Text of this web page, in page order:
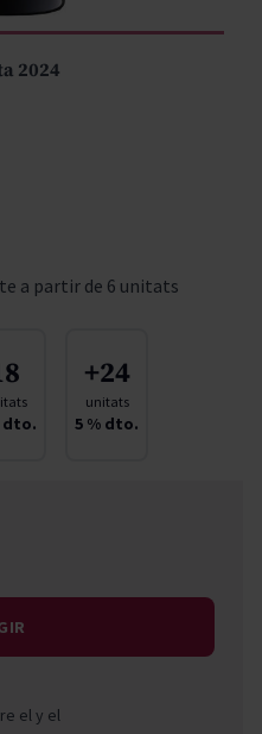
2024
a partir de 6 unitats
dto.
+24
unitats
5 % dto.
ely el